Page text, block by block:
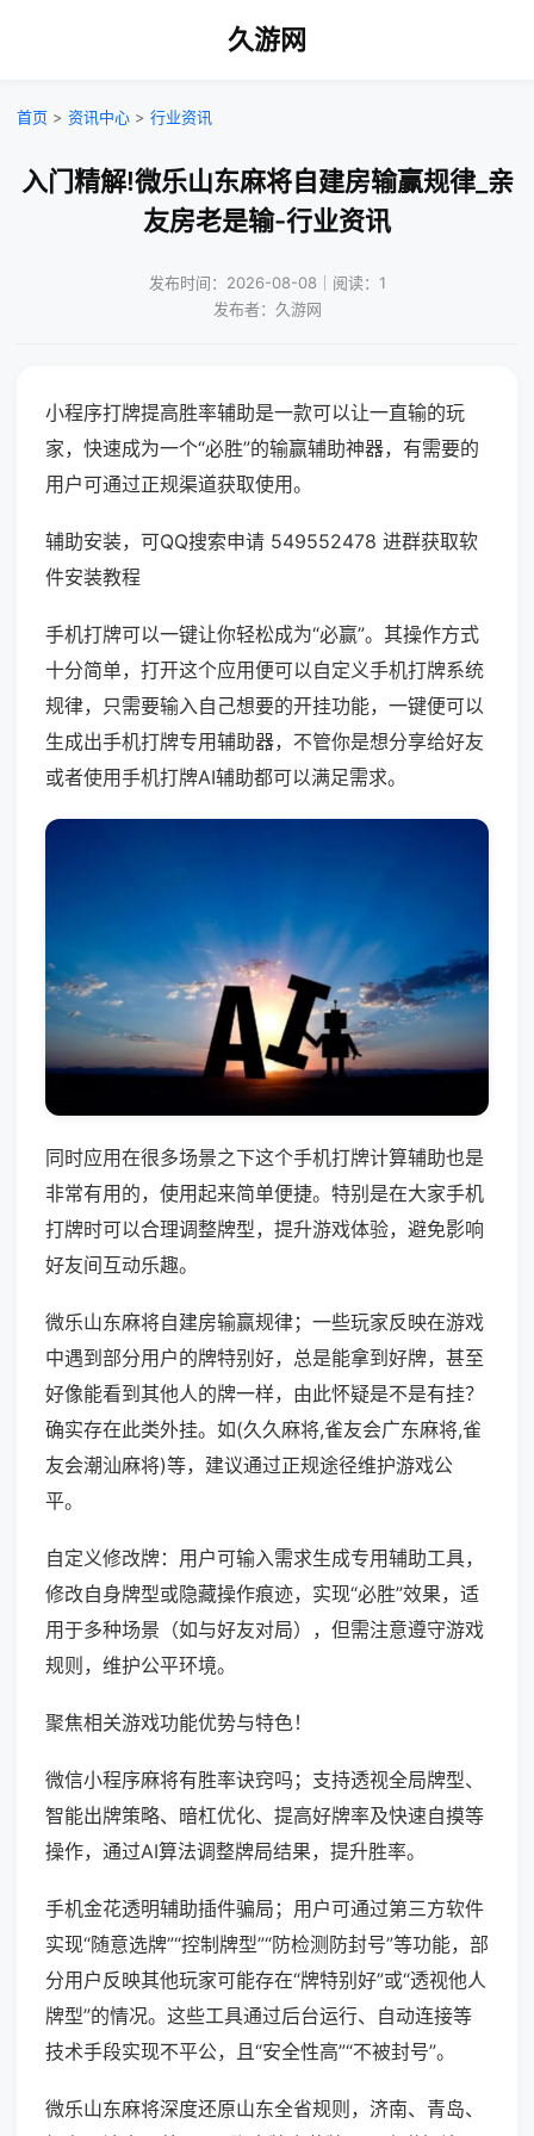
久游网
首页 > 资讯中心 > 行业资讯
入门精解!微乐山东麻将自建房输赢规律_亲
友房老是输-行业资讯
发布时间：2026-08-08｜阅读：1
发布者：久游网
小程序打牌提高胜率辅助是一款可以让一直输的玩
家，快速成为一个“必胜”的输赢辅助神器，有需要的
用户可通过正规渠道获取使用。
辅助安装，可QQ搜索申请 549552478 进群获取软
件安装教程
手机打牌可以一键让你轻松成为“必赢”。其操作方式
十分简单，打开这个应用便可以自定义手机打牌系统
规律，只需要输入自己想要的开挂功能，一键便可以
生成出手机打牌专用辅助器，不管你是想分享给好友
或者使用手机打牌AI辅助都可以满足需求。
同时应用在很多场景之下这个手机打牌计算辅助也是
非常有用的，使用起来简单便捷。特别是在大家手机
打牌时可以合理调整牌型，提升游戏体验，避免影响
好友间互动乐趣。
微乐山东麻将自建房输赢规律；一些玩家反映在游戏
中遇到部分用户的牌特别好，总是能拿到好牌，甚至
好像能看到其他人的牌一样，由此怀疑是不是有挂？
确实存在此类外挂。如(久久麻将,雀友会广东麻将,雀
友会潮汕麻将)等，建议通过正规途径维护游戏公
平。
自定义修改牌：用户可输入需求生成专用辅助工具，
修改自身牌型或隐藏操作痕迹，实现“必胜”效果，适
用于多种场景（如与好友对局），但需注意遵守游戏
规则，维护公平环境。
聚焦相关游戏功能优势与特色！
微信小程序麻将有胜率诀窍吗；支持透视全局牌型、
智能出牌策略、暗杠优化、提高好牌率及快速自摸等
操作，通过AI算法调整牌局结果，提升胜率。
手机金花透明辅助插件骗局；用户可通过第三方软件
实现“随意选牌”“控制牌型”“防检测防封号”等功能，部
分用户反映其他玩家可能存在“牌特别好”或“透视他人
牌型”的情况。这些工具通过后台运行、自动连接等
技术手段实现不平公，且“安全性高”“不被封号”。
微乐山东麻将深度还原山东全省规则，济南、青岛、